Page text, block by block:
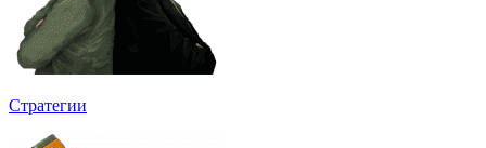
Стратегии